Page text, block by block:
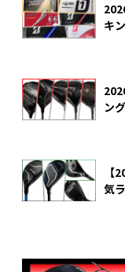
キ
ン
【
気